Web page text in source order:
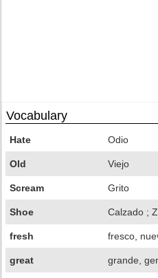
Vocabulary
Hate Odio
Old Viejo
Scream Grito
Shoe Calzado ;
fresh fresco,
great grande,